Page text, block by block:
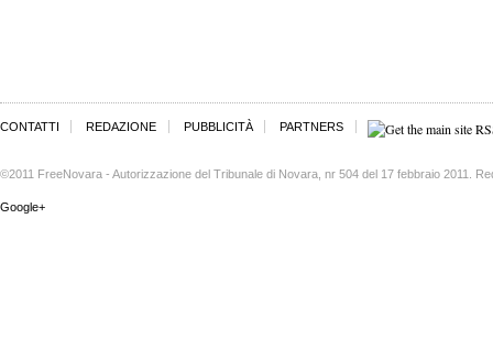
CONTATTI REDAZIONE PUBBLICITÀ PARTNERS
©2011 FreeNovara - Autorizzazione del Tribunale di Novara, nr 504 del 17 febbraio 2011.
Google+